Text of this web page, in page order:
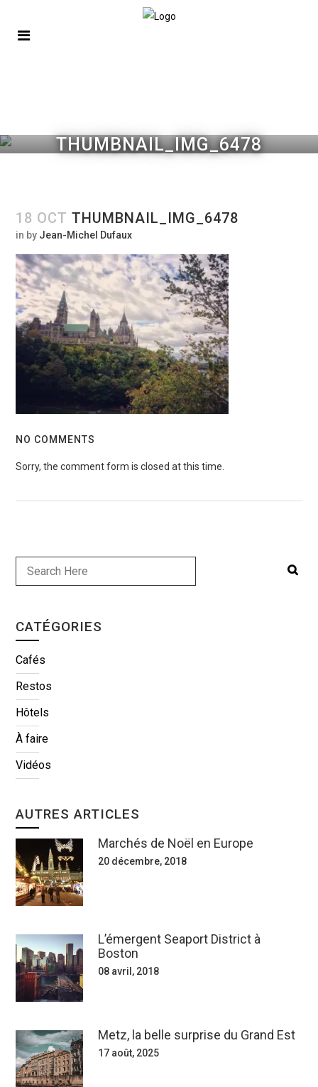
THUMBNAIL_IMG_6478
18 OCT THUMBNAIL_IMG_6478
in by Jean-Michel Dufaux
NO COMMENTS
Sorry, the comment form is closed at this time.
CATÉGORIES
Cafés
Restos
Hôtels
À faire
Vidéos
AUTRES ARTICLES
Marchés de Noël en Europe
20 décembre, 2018
L’émergent Seaport District à
Boston
08 avril, 2018
Metz, la belle surprise du Grand Est
17 août, 2025